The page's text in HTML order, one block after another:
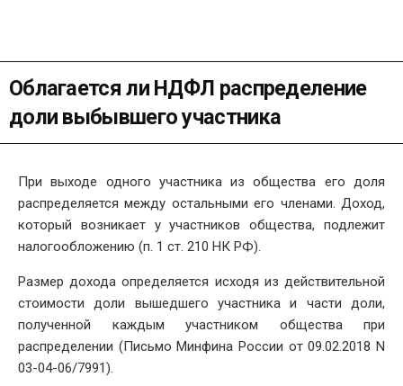
Облагается ли НДФЛ распределение
доли выбывшего участника
При выходе одного участника из общества его доля
распределяется между остальными его членами. Доход,
который возникает у участников общества, подлежит
налогообложению (п. 1 ст. 210 НК РФ).
Размер дохода определяется исходя из действительной
стоимости доли вышедшего участника и части доли,
полученной каждым участником общества при
распределении (Письмо Минфина России от 09.02.2018 N
03-04-06/7991).